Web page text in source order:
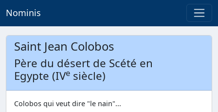
Nominis
Saint Jean Colobos
Père du désert de Scété en
Egypte (IVe siècle)
Colobos qui veut dire "le nain"...